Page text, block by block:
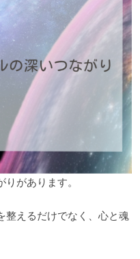
があります。
整えるだけでなく、心と魂